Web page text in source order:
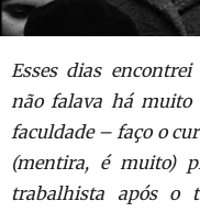
Esses dias
não falava há muito
faculdade – faço o
(mentira, é muito)
trabalhista após o